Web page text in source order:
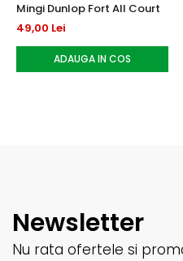
Mingi Dunlop Fort All Court
49,00 Lei
ADAUGA IN COS
Newsletter
Nu rata ofertele si